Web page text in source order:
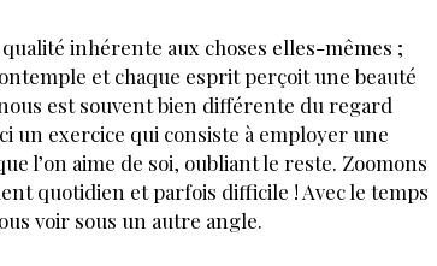
inhérente aux choses elles-mêmes ;
et chaque esprit perçoit une beauté
est souvent bien différente du regard
un exercice qui consiste à employer une
l’on aime de soi, oubliant le reste. Zoomons
quotidien et parfois difficile ! Avec le temps
voir sous un autre angle.